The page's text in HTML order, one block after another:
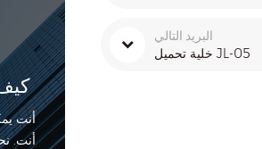
أنت
البريد التالي
خلية تحميل JL-05